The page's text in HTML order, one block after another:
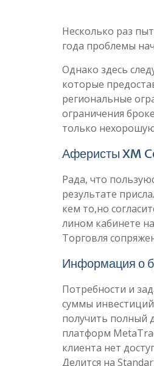
Несколько раз
года проблемы
Однако здесь
которые
региональные
ограничения
только
Аферисты XM
Рада, что
результате
кем то,но
лином кабинете
Торговля
Информация о
Потребности и
суммы
получить полный
платформ
клиента нет
Делится на